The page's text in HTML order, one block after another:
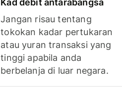
Jangan risau tentang
tokokan kadar pertukaran
atau yuran transaksi yang
tinggi apabila anda
berbelanja di luar negara.